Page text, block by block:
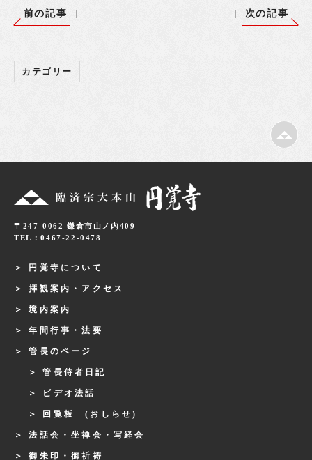
前の記事
次の記事
カテゴリー
〒247-0062 鎌倉市山ノ内409
TEL：0467-22-0478
円覚寺について
拝観案内・アクセス
境内案内
年間行事・法要
管長のページ
管長侍者日記
ビデオ法話
回覧板 (おしらせ)
法話会・坐禅会・写経会
御朱印・御祈祷